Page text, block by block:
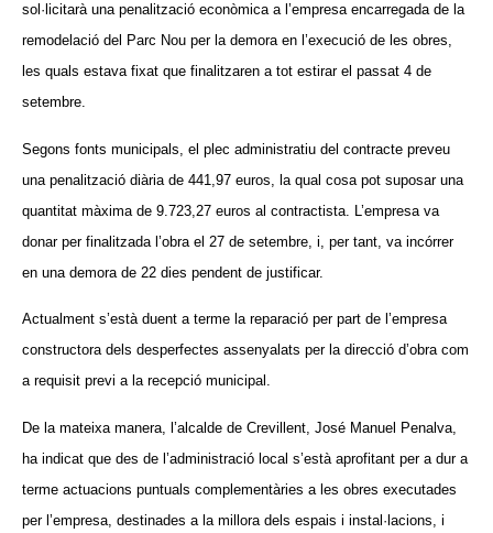
sol·licitarà una penalització econòmica a l’empresa encarregada de la
remodelació del Parc Nou per la demora en l’execució de les obres,
les quals estava fixat que finalitzaren a tot estirar el passat 4 de
setembre.
Segons fonts municipals, el plec administratiu del contracte preveu
una penalització diària de 441,97 euros, la qual cosa pot suposar una
quantitat màxima de 9.723,27 euros al contractista. L’empresa va
donar per finalitzada l’obra el 27 de setembre, i, per tant, va incórrer
en una demora de 22 dies pendent de justificar.
Actualment s’està duent a terme la reparació per part de l’empresa
constructora dels desperfectes assenyalats per la direcció d’obra com
a requisit previ a la recepció municipal.
De la mateixa manera, l’alcalde de Crevillent, José Manuel Penalva,
ha indicat que des de l’administració local s’està aprofitant per a dur a
terme actuacions puntuals complementàries a les obres executades
per l’empresa, destinades a la millora dels espais i instal·lacions, i